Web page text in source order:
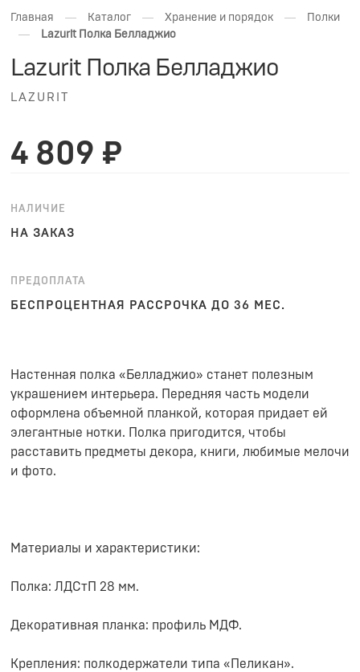
Главная — Каталог — Хранение и порядок — Полки
— Lazurit Полка Белладжио
Lazurit Полка Белладжио
LAZURIT
4 809 ₽
НАЛИЧИЕ
НА ЗАКАЗ
ПРЕДОПЛАТА
БЕСПРОЦЕНТНАЯ РАССРОЧКА ДО 36 МЕС.
Настенная полка «Белладжио» станет полезным
украшением интерьера. Передняя часть модели
оформлена объемной планкой, которая придает ей
элегантные нотки. Полка пригодится, чтобы
расставить предметы декора, книги, любимые мелочи
и фото.
Материалы и характеристики:
Полка: ЛДСтП 28 мм.
Декоративная планка: профиль МДФ.
Крепления: полкодержатели типа «Пеликан».